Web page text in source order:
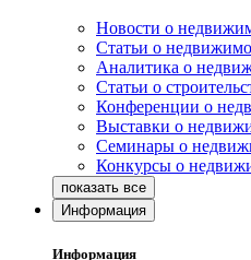
Новости о
Статьи о
Аналитика о
Статьи о
Конференции о
Выставки о
Семинары о
Конкурсы о
Информация
Информация